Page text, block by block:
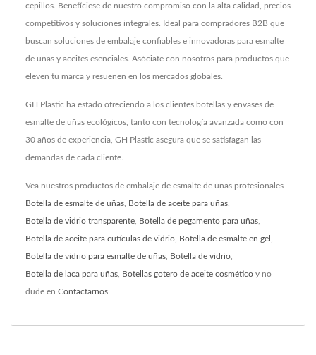
cepillos. Benefíciese de nuestro compromiso con la alta calidad, precios
competitivos y soluciones integrales. Ideal para compradores B2B que
buscan soluciones de embalaje confiables e innovadoras para esmalte
de uñas y aceites esenciales. Asóciate con nosotros para productos que
eleven tu marca y resuenen en los mercados globales.
GH Plastic ha estado ofreciendo a los clientes botellas y envases de
esmalte de uñas ecológicos, tanto con tecnología avanzada como con
30 años de experiencia, GH Plastic asegura que se satisfagan las
demandas de cada cliente.
Vea nuestros productos de embalaje de esmalte de uñas profesionales
Botella de esmalte de uñas Botella de aceite para uñas
Botella de vidrio transparente Botella de pegamento para uñas
Botella de aceite para cutículas de vidrio Botella de esmalte en gel
Botella de vidrio para esmalte de uñas Botella de vidrio
Botella de laca para uñas Botellas gotero de aceite cosmético y no
dude en Contactarnos